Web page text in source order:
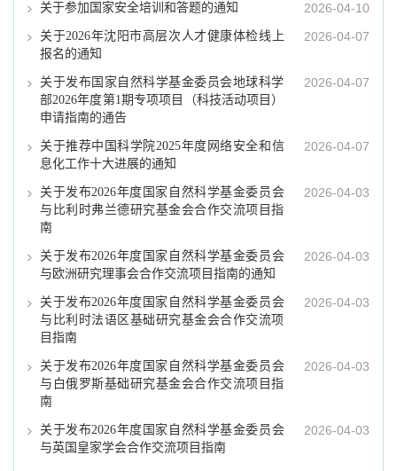
2026-04-10
关于参加国家安全培训和答题的通知
2026-04-07
关于2026年沈阳市高层次人才健康体检线上
报名的通知
2026-04-07
关于发布国家自然科学基金委员会地球科学
部2026年度第1期专项项目（科技活动项目）
申请指南的通告
2026-04-07
关于推荐中国科学院2025年度网络安全和信
息化工作十大进展的通知
2026-04-03
关于发布2026年度国家自然科学基金委员会
与比利时弗兰德研究基金会合作交流项目指
南
2026-04-03
关于发布2026年度国家自然科学基金委员会
与欧洲研究理事会合作交流项目指南的通知
2026-04-03
关于发布2026年度国家自然科学基金委员会
与比利时法语区基础研究基金会合作交流项
目指南
2026-04-03
关于发布2026年度国家自然科学基金委员会
与白俄罗斯基础研究基金会合作交流项目指
南
2026-04-03
关于发布2026年度国家自然科学基金委员会
与英国皇家学会合作交流项目指南